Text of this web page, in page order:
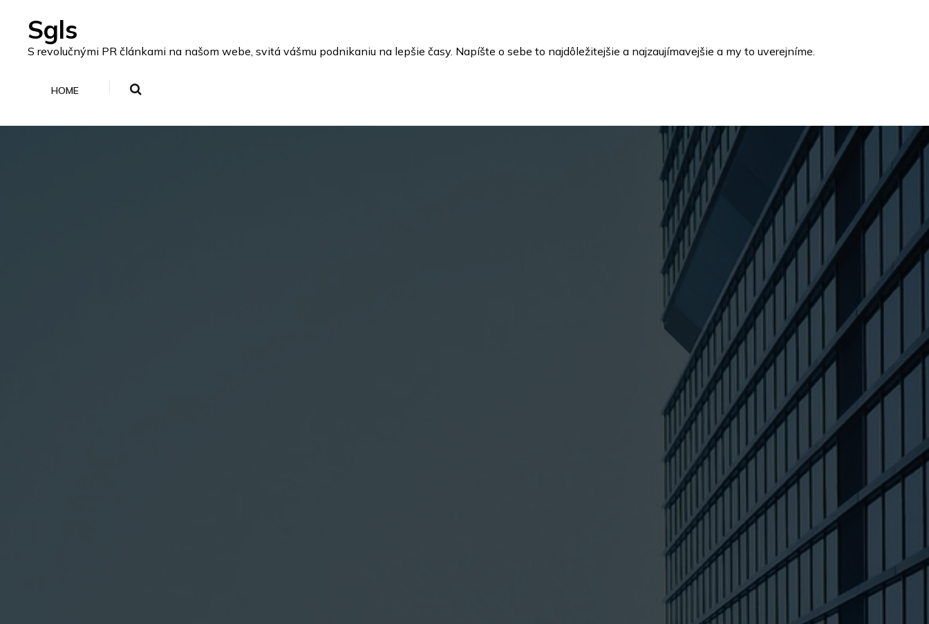
contentSgls
S revolučnými PR článkami na našom webe, svitá vášmu podnikaniu na lepšie časy. Napíšte o sebe to najdôležitejšie a najzaujímavejšie a my to uverejníme.
HOME